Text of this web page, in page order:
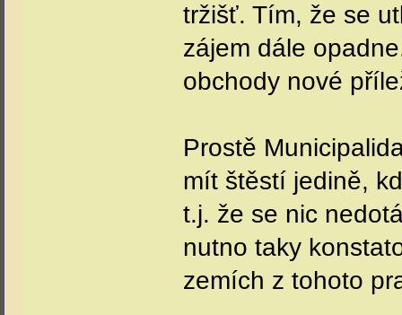
tržišť. Tím, že se
zájem dále
obchody nové
Prostě
mít štěstí jedině,
t.j. že se nic
nutno taky
zemích z tohoto